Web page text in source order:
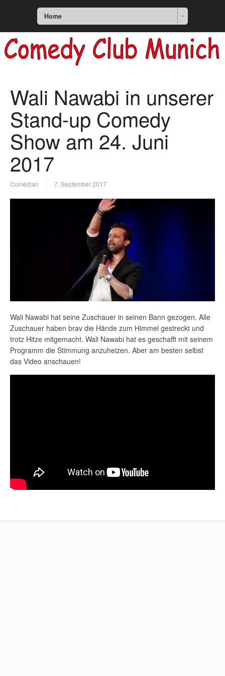
Home
Wali Nawabi in unserer
Stand-up Comedy
Show am 24. Juni
2017
Comedian 7. September 2017
Wali Nawabi hat seine Zuschauer in seinen Bann gezogen. Alle
Zuschauer haben brav die Hände zum Himmel gestreckt und
trotz Hitze mitgemacht. Wali Nawabi hat es geschafft mit seinem
Programm die Stimmung anzuheizen. Aber am besten selbst
das Video anschauen!